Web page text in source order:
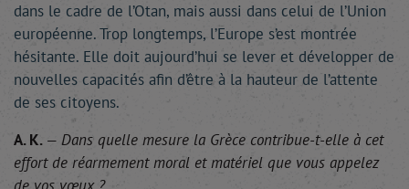
dans le cadre de l’Otan, mais aussi dans celui de l’Union
européenne. Trop longtemps, l’Europe s’est montrée
hésitante. Elle doit aujourd’hui se lever et développer de
nouvelles capacités afin d’être à la hauteur de l’attente
de ses citoyens.
A. K. — Dans quelle mesure la Grèce contribue-t-elle à cet
effort de réarmement moral et matériel que vous appelez